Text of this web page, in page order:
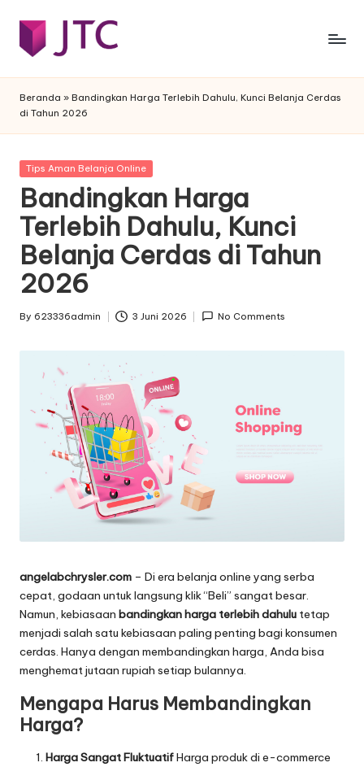
j
t
c
-
f
e
s
t
a
Rumah
Beranda » Bandingkan Harga Terlebih Dahulu, Kunci Belanja Cerdas
di Tahun 2026
Posted
Tips Aman Belanja Online
Bandingkan Harga
Terlebih Dahulu, Kunci
Belanja Cerdas di Tahun
2026
Posted
By 623336admin 3 Juni 2026 No Comments
angelabchrysler.com – Di era belanja online yang serba
cepat, godaan untuk langsung klik “Beli” sangat besar.
Namun, kebiasaan bandingkan harga terlebih dahulu tetap
menjadi salah satu kebiasaan paling penting bagi konsumen
cerdas. Hanya dengan membandingkan harga, Anda bisa
menghemat jutaan rupiah setiap bulannya.
Mengapa Harus Membandingkan
Harga?
Harga Sangat FluktuatifHarga produk di e-commerce